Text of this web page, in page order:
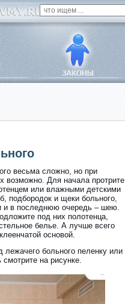
Форма поиска
весьма сложно, но при
возможно. Для начала протрите
или влажными детскими
подбородок и щеки больного,
и в последнюю очередь – шею.
под них полотенца,
белье. А лучше всего
основой.
лежачего больного пеленку или
смотрите на рисунке.